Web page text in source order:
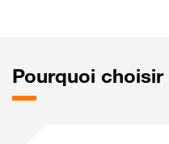
Pourquoi choisir